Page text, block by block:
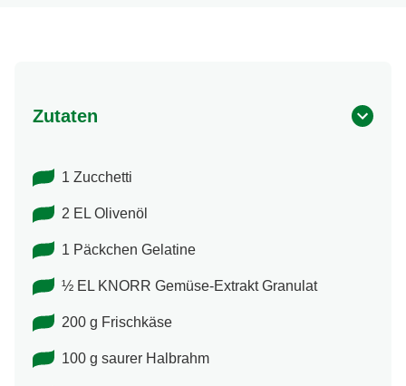
Zutaten
1 Zucchetti
2 EL Olivenöl
1 Päckchen Gelatine
½ EL KNORR Gemüse-Extrakt Granulat
200 g Frischkäse
100 g saurer Halbrahm